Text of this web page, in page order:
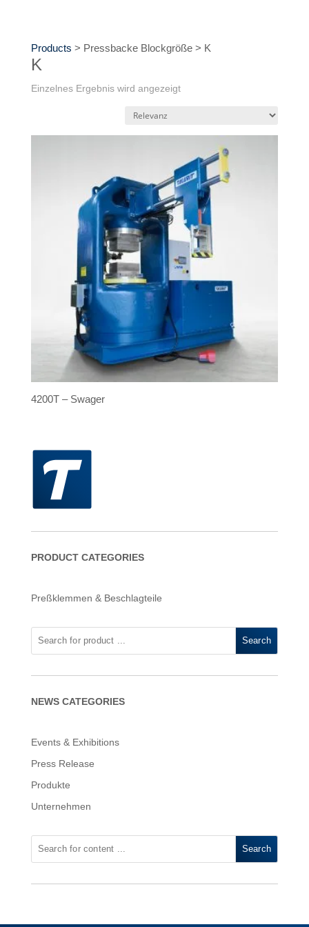
Products > Pressbacke Blockgröße> K
K
Einzelnes Ergebnis wird angezeigt
4200T – Swager
PRODUCT CATEGORIES
Preßklemmen & Beschlagteile
Search
NEWS CATEGORIES
Events & Exhibitions
Press Release
Produkte
Unternehmen
Search